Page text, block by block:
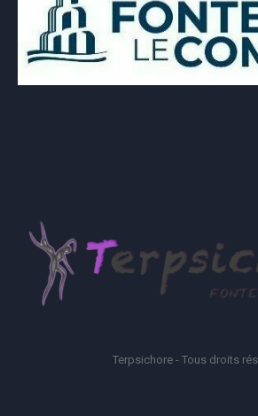
Terpsichore - Tous droits